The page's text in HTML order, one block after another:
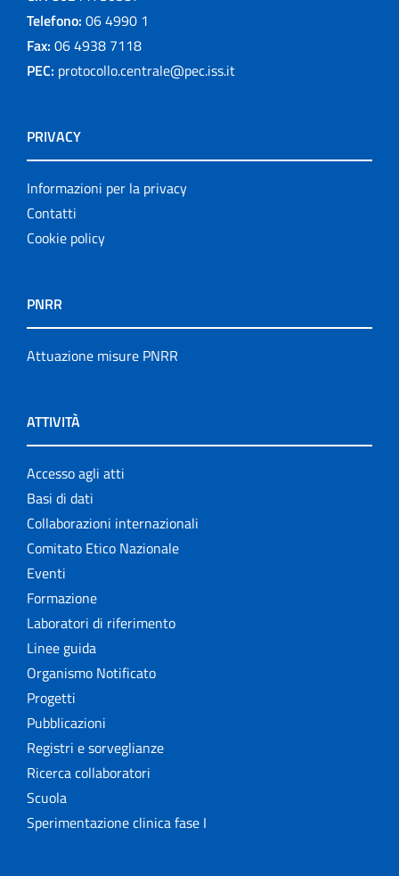
Telefono: 06 4990 1
Fax: 06 4938 7118
PEC: protocollo.centrale@pec.iss.it
PRIVACY
Informazioni per la privacy
Contatti
Cookie policy
PNRR
Attuazione misure PNRR
ATTIVITÀ
Accesso agli atti
Basi di dati
Collaborazioni internazionali
Comitato Etico Nazionale
Eventi
Formazione
Laboratori di riferimento
Linee guida
Organismo Notificato
Progetti
Pubblicazioni
Registri e sorveglianze
Ricerca collaboratori
Scuola
Sperimentazione clinica fase I